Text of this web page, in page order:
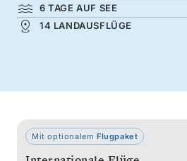
vulkanischen Küsten
hinaus in die endlose blaue
verheißen entspannte
elegante Abende. Kommen
wie neu geboren im fernen
6 TAGE AUF SEE
14 LANDAUSFLÜGE
Mit optionalem Flugpaket